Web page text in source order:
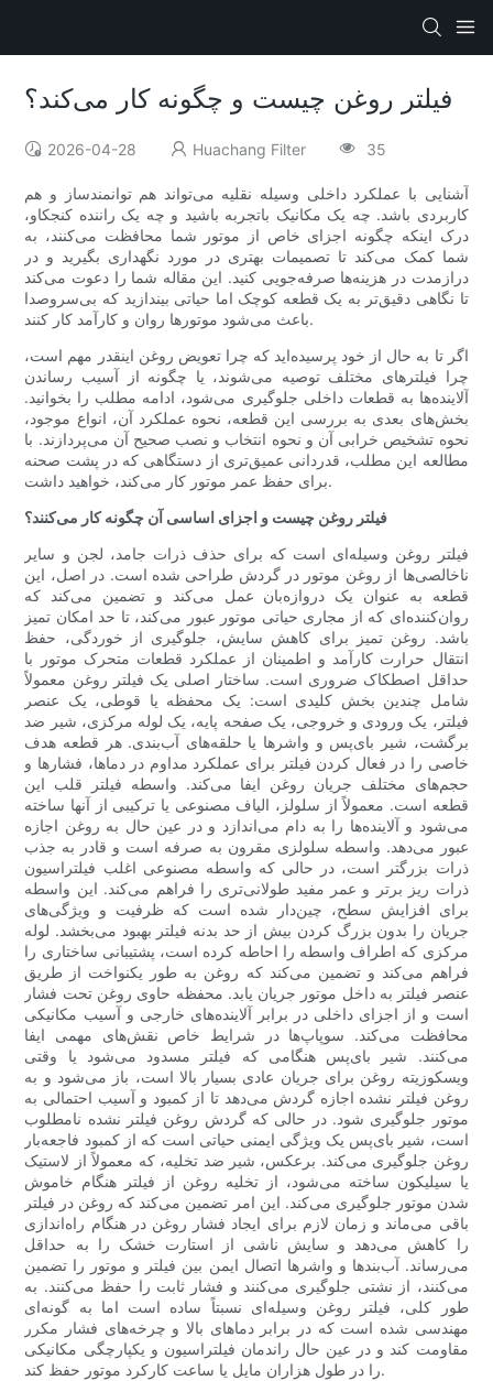
فیلتر روغن چیست و چگونه کار می‌کند؟
2026-04-28 Huachang Filter 35
آشنایی با عملکرد داخلی وسیله نقلیه می‌تواند هم توانمندساز و هم
کاربردی باشد. چه یک مکانیک باتجربه باشید و چه یک راننده کنجکاو،
درک اینکه چگونه اجزای خاص از موتور شما محافظت می‌کنند، به
شما کمک می‌کند تا تصمیمات بهتری در مورد نگهداری بگیرید و در
درازمدت در هزینه‌ها صرفه‌جویی کنید. این مقاله شما را دعوت می‌کند
تا نگاهی دقیق‌تر به یک قطعه کوچک اما حیاتی بیندازید که بی‌سروصدا
باعث می‌شود موتورها روان و کارآمد کار کنند.
اگر تا به حال از خود پرسیده‌اید که چرا تعویض روغن اینقدر مهم است،
چرا فیلترهای مختلف توصیه می‌شوند، یا چگونه از آسیب رساندن
آلاینده‌ها به قطعات داخلی جلوگیری می‌شود، ادامه مطلب را بخوانید.
بخش‌های بعدی به بررسی این قطعه، نحوه عملکرد آن، انواع موجود،
نحوه تشخیص خرابی آن و نحوه انتخاب و نصب صحیح آن می‌پردازند. با
مطالعه این مطلب، قدردانی عمیق‌تری از دستگاهی که در پشت صحنه
برای حفظ عمر موتور کار می‌کند، خواهید داشت.
فیلتر روغن چیست و اجزای اساسی آن چگونه کار می‌کنند؟
فیلتر روغن وسیله‌ای است که برای حذف ذرات جامد، لجن و سایر
ناخالصی‌ها از روغن موتور در گردش طراحی شده است. در اصل، این
قطعه به عنوان یک دروازه‌بان عمل می‌کند و تضمین می‌کند که
روان‌کننده‌ای که از مجاری حیاتی موتور عبور می‌کند، تا حد امکان تمیز
باشد. روغن تمیز برای کاهش سایش، جلوگیری از خوردگی، حفظ
انتقال حرارت کارآمد و اطمینان از عملکرد قطعات متحرک موتور با
حداقل اصطکاک ضروری است. ساختار اصلی یک فیلتر روغن معمولاً
شامل چندین بخش کلیدی است: یک محفظه یا قوطی، یک عنصر
فیلتر، یک ورودی و خروجی، یک صفحه پایه، یک لوله مرکزی، شیر ضد
برگشت، شیر بای‌پس و واشرها یا حلقه‌های آب‌بندی. هر قطعه هدف
خاصی را در فعال کردن فیلتر برای عملکرد مداوم در دماها، فشارها و
حجم‌های مختلف جریان روغن ایفا می‌کند. واسطه فیلتر قلب این
قطعه است. معمولاً از سلولز، الیاف مصنوعی یا ترکیبی از آنها ساخته
می‌شود و آلاینده‌ها را به دام می‌اندازد و در عین حال به روغن اجازه
عبور می‌دهد. واسطه سلولزی مقرون به صرفه است و قادر به جذب
ذرات بزرگتر است، در حالی که واسطه مصنوعی اغلب فیلتراسیون
ذرات ریز برتر و عمر مفید طولانی‌تری را فراهم می‌کند. این واسطه
برای افزایش سطح، چین‌دار شده است که ظرفیت و ویژگی‌های
جریان را بدون بزرگ کردن بیش از حد بدنه فیلتر بهبود می‌بخشد. لوله
مرکزی که اطراف واسطه را احاطه کرده است، پشتیبانی ساختاری را
فراهم می‌کند و تضمین می‌کند که روغن به طور یکنواخت از طریق
عنصر فیلتر به داخل موتور جریان یابد. محفظه حاوی روغن تحت فشار
است و از اجزای داخلی در برابر آلاینده‌های خارجی و آسیب مکانیکی
محافظت می‌کند. سوپاپ‌ها در شرایط خاص نقش‌های مهمی ایفا
می‌کنند. شیر بای‌پس هنگامی که فیلتر مسدود می‌شود یا وقتی
ویسکوزیته روغن برای جریان عادی بسیار بالا است، باز می‌شود و به
روغن فیلتر نشده اجازه گردش می‌دهد تا از کمبود و آسیب احتمالی به
موتور جلوگیری شود. در حالی که گردش روغن فیلتر نشده نامطلوب
است، شیر بای‌پس یک ویژگی ایمنی حیاتی است که از کمبود فاجعه‌بار
روغن جلوگیری می‌کند. برعکس، شیر ضد تخلیه، که معمولاً از لاستیک
یا سیلیکون ساخته می‌شود، از تخلیه روغن از فیلتر هنگام خاموش
شدن موتور جلوگیری می‌کند. این امر تضمین می‌کند که روغن در فیلتر
باقی می‌ماند و زمان لازم برای ایجاد فشار روغن در هنگام راه‌اندازی
را کاهش می‌دهد و سایش ناشی از استارت خشک را به حداقل
می‌رساند. آب‌بندها و واشرها اتصال ایمن بین فیلتر و موتور را تضمین
می‌کنند، از نشتی جلوگیری می‌کنند و فشار ثابت را حفظ می‌کنند. به
طور کلی، فیلتر روغن وسیله‌ای نسبتاً ساده است اما به گونه‌ای
مهندسی شده است که در برابر دماهای بالا و چرخه‌های فشار مکرر
مقاومت کند و در عین حال راندمان فیلتراسیون و یکپارچگی مکانیکی
را در طول هزاران مایل یا ساعت کارکرد موتور حفظ کند.